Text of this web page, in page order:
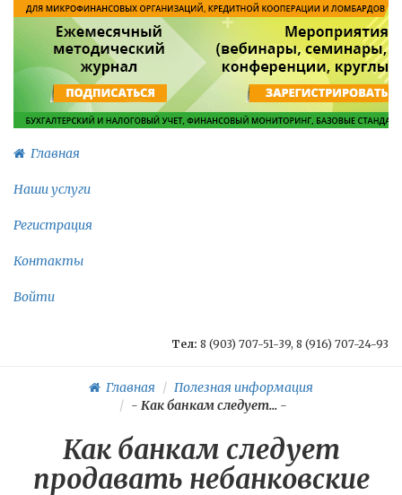
Главная
Наши услуги
Регистрация
Контакты
Войти
Тел: 8 (903) 707-51-39, 8 (916) 707-24-93
Главная
Полезная информация
- Как банкам следует... -
Как банкам следует
продавать небанковские